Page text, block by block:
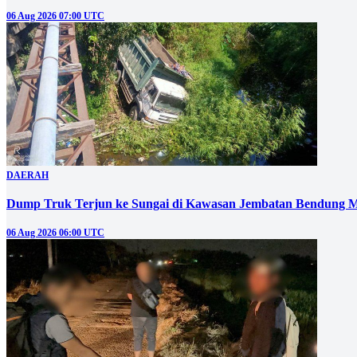
06 Aug 2026 07:00 UTC
DAERAH
Dump Truk Terjun ke Sungai di Kawasan Jembatan Bendung
06 Aug 2026 06:00 UTC